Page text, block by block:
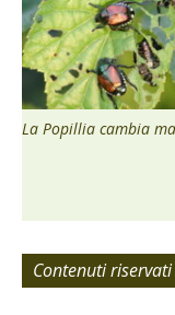
La Popillia cambia
Contenuti